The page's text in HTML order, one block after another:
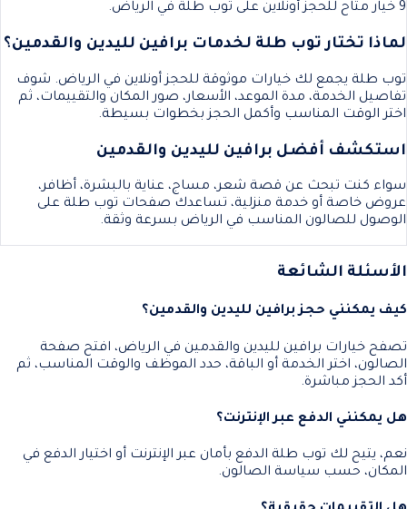
9 خيار متاح للحجز أونلاين على توب طلة في الرياض.
لماذا تختار توب طلة لخدمات برافين لليدين والقدمين؟
توب طلة يجمع لك خيارات موثوقة للحجز أونلاين في الرياض. شوف
تفاصيل الخدمة، مدة الموعد، الأسعار، صور المكان والتقييمات، ثم
اختر الوقت المناسب وأكمل الحجز بخطوات بسيطة.
استكشف أفضل برافين لليدين والقدمين
سواء كنت تبحث عن قصة شعر، مساج، عناية بالبشرة، أظافر،
عروض خاصة أو خدمة منزلية، تساعدك صفحات توب طلة على
الوصول للصالون المناسب في الرياض بسرعة وثقة.
الأسئلة الشائعة
كيف يمكنني حجز برافين لليدين والقدمين؟
تصفح خيارات برافين لليدين والقدمين في الرياض، افتح صفحة
الصالون، اختر الخدمة أو الباقة، حدد الموظف والوقت المناسب، ثم
أكد الحجز مباشرة.
هل يمكنني الدفع عبر الإنترنت؟
نعم، يتيح لك توب طلة الدفع بأمان عبر الإنترنت أو اختيار الدفع في
المكان، حسب سياسة الصالون.